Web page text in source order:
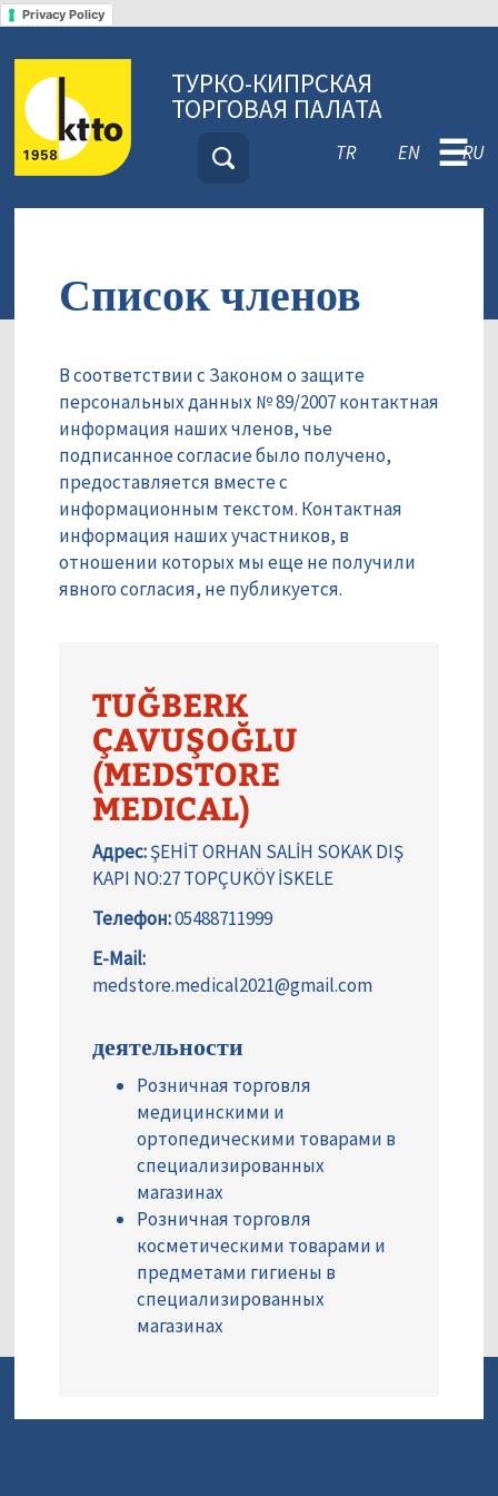
Privacy Policy
ТУРКО-КИПРСКАЯ
ТОРГОВАЯ ПАЛАТА
TR EN RU
☰
Список членов
В соответствии с Законом о защите
персональных данных № 89/2007 контактная
информация наших членов, чье
подписанное согласие было получено,
предоставляется вместе с
информационным текстом. Контактная
информация наших участников, в
отношении которых мы еще не получили
явного согласия, не публикуется.
TUĞBERK
ÇAVUŞOĞLU
(MEDSTORE
MEDICAL)
Адрес:ŞEHİT ORHAN SALİH SOKAK DIŞ
KAPI NO:27 TOPÇUKÖY İSKELE
Телефон:05488711999
E-Mail:
medstore.medical2021@gmail.com
деятельности
Розничная торговля
медицинскими и
ортопедическими товарами в
специализированных
магазинах
Розничная торговля
косметическими товарами и
предметами гигиены в
специализированных
магазинах